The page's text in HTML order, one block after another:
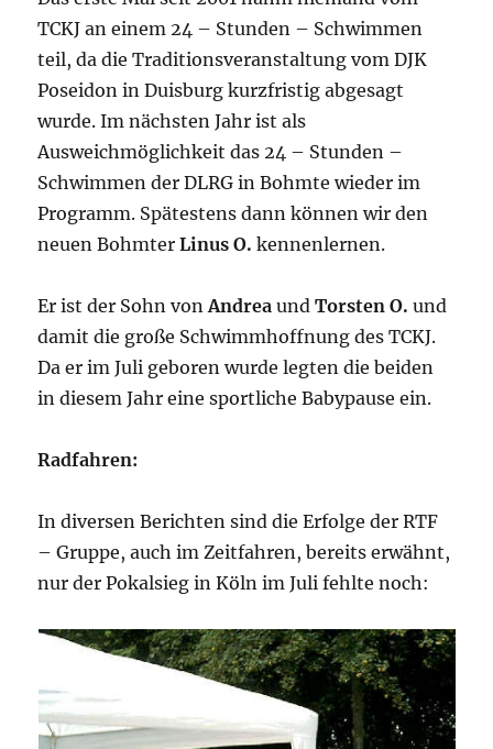
TCKJ an einem 24 – Stunden – Schwimmen
teil, da die Traditionsveranstaltung vom DJK
Poseidon in Duisburg kurzfristig abgesagt
wurde. Im nächsten Jahr ist als
Ausweichmöglichkeit das 24 – Stunden –
Schwimmen der DLRG in Bohmte wieder im
Programm. Spätestens dann können wir den
neuen BohmterLinus O. kennenlernen.
Er ist der Sohn vonAndreaundTorsten O. und
damit die große Schwimmhoffnung des TCKJ.
Da er im Juli geboren wurde legten die beiden
in diesem Jahr eine sportliche Babypause ein.
Radfahren:
In diversen Berichten sind die Erfolge der RTF
– Gruppe, auch im Zeitfahren, bereits erwähnt,
nur der Pokalsieg in Köln im Juli fehlte noch: